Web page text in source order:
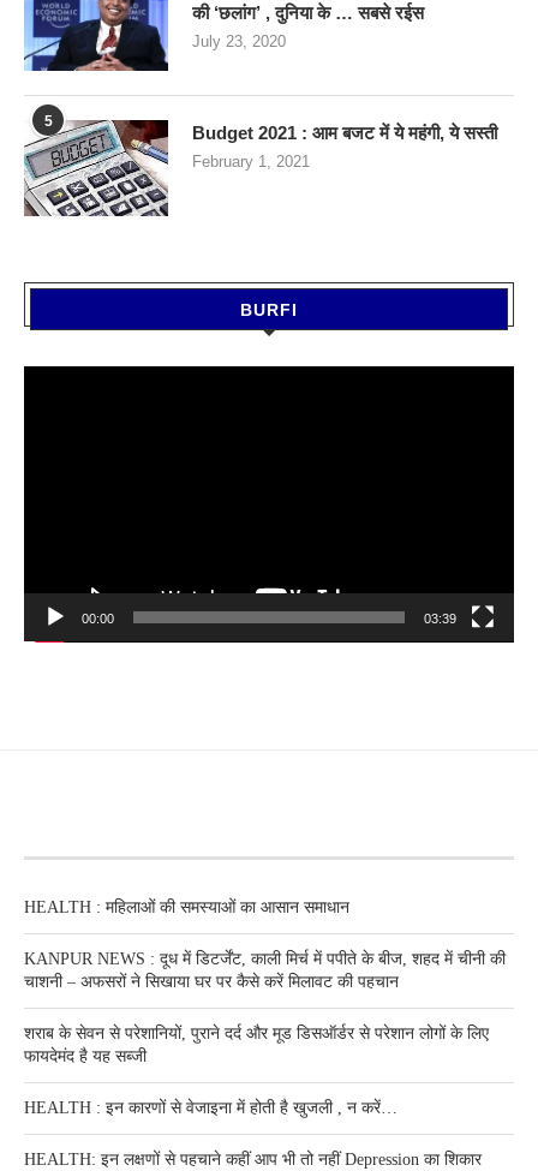
की ‘छलांग’ , दुनिया के … सबसे रईस
July 23, 2020
5
Budget 2021 : आम बजट में ये महंगी, ये सस्‍ती
February 1, 2021
BURFI
00:00 03:39
HEALTH : महिलाओं की समस्‍याओं का आसान समाधान
KANPUR NEWS : दूध में डिटर्जेंट, काली मिर्च में पपीते के बीज, शहद में चीनी की
चाशनी – अफसरों ने सिखाया घर पर कैसे करें मिलावट की पहचान
शराब के सेवन से परेशानियों, पुराने दर्द और मूड डिसऑर्डर से परेशान लोगों के लिए
फायदेमंद है यह सब्जी
HEALTH : इन कारणों से वेजाइना में होती है खुजली , न करें…
HEALTH: इन लक्षणों से पहचाने कहीं आप भी तो नहीं Depression का शिकार